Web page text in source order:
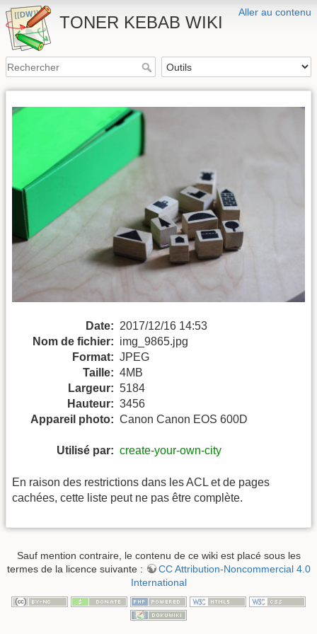
Aller au contenu
TONER KEBAB WIKI
Date: 2017/12/16 14:53
Nom de fichier: img_9865.jpg
Format: JPEG
Taille: 4MB
Largeur: 5184
Hauteur: 3456
Appareil photo: Canon Canon EOS 600D
Utilisé par: create-your-own-city
En raison des restrictions dans les ACL et de pages
cachées, cette liste peut ne pas être complète.
Sauf mention contraire, le contenu de ce wiki est placé sous les
termes de la licence suivante :
CC Attribution-Noncommercial 4.0
International